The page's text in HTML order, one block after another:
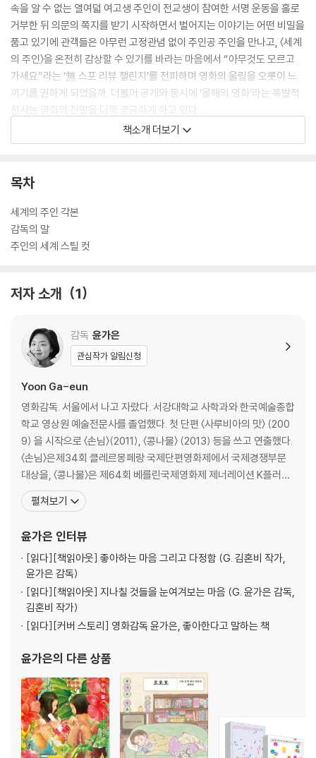
속을 알 수 없는 열여덟 여고생 주인이 전교생이 참여한 서명 운동을 홀로
거부한 뒤 의문의 쪽지를 받기 시작하면서 벌어지는 이야기는 어떤 비밀을
품고 있기에 관객들은 아무런 고정관념 없이 주인공 주인을 만나고, 〈세계
의 주인〉을 온전히 감상할 수 있기를 바라는 마음에서 “아무것도 모르고
가세요”라는 ‘無 스포 리뷰 챌린지’를 전파하며 영화의 울림을 오롯이 느
끼기를 권하게 되었을까. 더불어 공개와 동시에 ‘올해의 영화’라는 폭발적
찬사는 영화의 전말을 더욱 궁금하게 하고 있다.
상처를 극복의 방식이 아닌 삶의 일부로 인정하고 함께 미래로 나아가며
들. 이 모두를 찬찬히 곱씹으며 다시 만나게 할 각본집이라는 또 하나의 새
책소개 더보기
목차
세계의 주인 각본
감독의 말
주인의 세계 스틸 컷
저자 소개 1
감독 윤가은
관심작가 알림신청
Yoon Ga-eun
영화감독. 서울에서 나고 자랐다. 서강대학교 사학과와 한국예술종합
학교 영상원 예술전문사를 졸업했다. 첫 단편 〈사루비아의 맛〉 (200
9) 을 시작으로 〈손님〉(2011), 〈콩나물〉 (2013) 등을 쓰고 연출했다.
〈손님〉은제34회 클레르몽페랑 국제단편영화제에서 국제경쟁부문
대상을, 〈콩나물〉은 제64회 베를린국제영화제 제너레이션 K플러스
부문에서 수정곰상을 수상했다. 이후 장편영화 〈우리들〉 (2016)과
〈우리집〉 (2019)을 쓰고 연출했다. 제37회 청룡영화상 신인감독상,
화를 정말 좋아하지만 영화 말고도 좋
펼쳐보기
윤가은 인터뷰
[읽다][책읽아웃] 좋아하는 마음 그리고 다정함 (G. 김혼비 작가,
윤가은 감독)
[읽다][책읽아웃] 지나칠 것들을 눈여겨보는 마음 (G. 윤가은 감독,
김혼비 작가)
[읽다][커버 스토리] 영화감독 윤가은, 좋아한다고 말하는 책
윤가은의 다른 상품